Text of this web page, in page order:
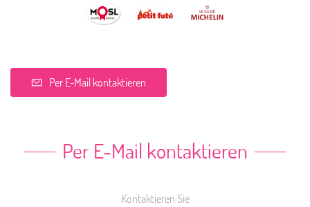
Per E-Mail kontaktieren
Per E-Mail kontaktieren
Kontaktieren Sie